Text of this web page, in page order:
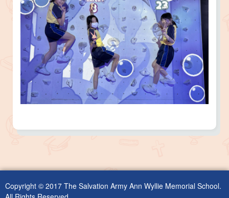
Copyright © 2017 The Salvation Army Ann Wyllie Memorial School.